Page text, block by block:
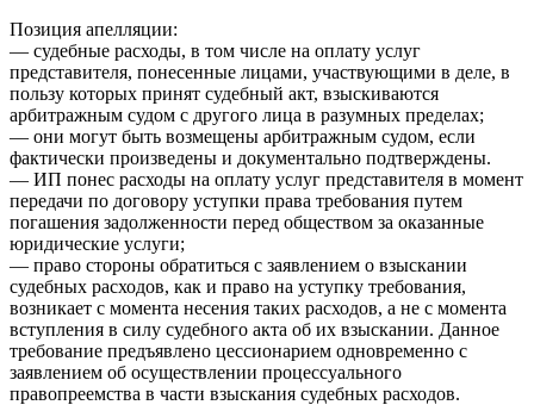
Позиция апелляции:
— судебные расходы, в том числе на оплату услуг
представителя, понесенные лицами, участвующими в деле, в
пользу которых принят судебный акт, взыскиваются
арбитражным судом с другого лица в разумных пределах;
— они могут быть возмещены арбитражным судом, если
фактически произведены и документально подтверждены.
— ИП понес расходы на оплату услуг представителя в момент
передачи по договору уступки права требования путем
погашения задолженности перед обществом за оказанные
юридические услуги;
— право стороны обратиться с заявлением о взыскании
судебных расходов, как и право на уступку требования,
возникает с момента несения таких расходов, а не с момента
вступления в силу судебного акта об их взыскании. Данное
требование предъявлено цессионарием одновременно с
заявлением об осуществлении процессуального
правопреемства в части взыскания судебных расходов.